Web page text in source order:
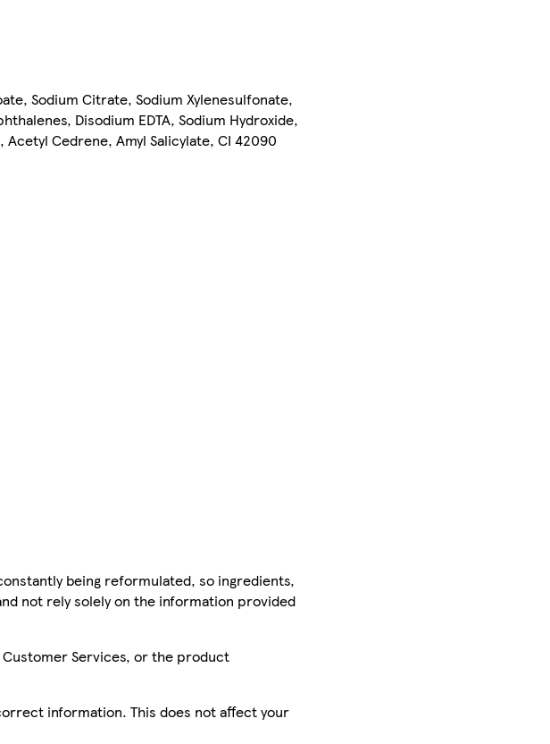
Sodium Citrate, Sodium Xylenesulfonate,
Disodium EDTA, Sodium Hydroxide,
Cedrene, Amyl Salicylate, CI 42090
being reformulated, so ingredients,
not rely solely on the information provided
Customer Services, or the product
information. This does not affect your